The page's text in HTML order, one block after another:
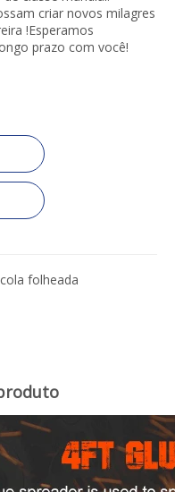
criar novos milagres
!Esperamos
prazo com você!
folheada